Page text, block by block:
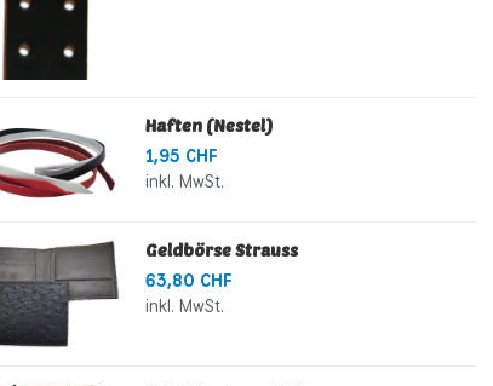
Haften (Nestel)
1,95 CHF
inkl. MwSt.
Geldbörse Strauss
63,80 CHF
inkl. MwSt.